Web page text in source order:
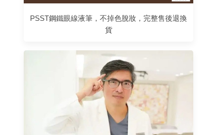
PSST鋼鐵眼線液筆，不掉色脫妝，完整售後退換
貨